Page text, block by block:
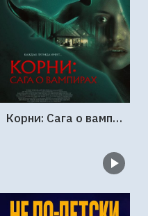
Корни: Сага о вампирах